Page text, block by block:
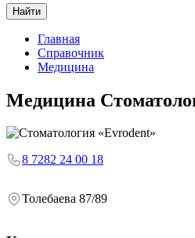
Найти
Главная
Справочник
Медицина
Медицина
8 7282 24 00 18
Толебаева 87/89